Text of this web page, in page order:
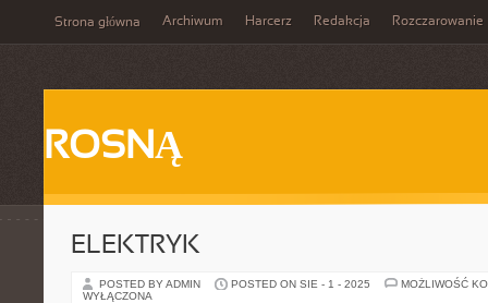
Strona główna Archiwum Harcerz Redakcja Rozczarowanie
ROSNĄ
ELEKTRYK
POSTED BY ADMIN POSTED ON SIE - 1 - 2025
MOŻLIWOŚĆ
WYŁĄCZONA